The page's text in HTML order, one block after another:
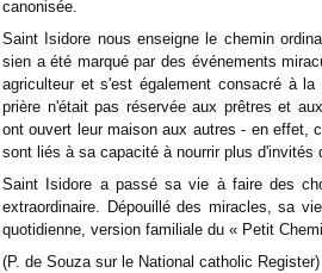
canonisée.
Saint Isidore nous enseigne le chemin
sien a été marqué par des événements
agriculteur et s'est également consacré à
prière n'était pas réservée aux prêtres et
ont ouvert leur maison aux autres - en effet,
sont liés à sa capacité à nourrir plus d'invités
Saint Isidore a passé sa vie à faire des
extraordinaire. Dépouillé des miracles, sa
quotidienne, version familiale du « Petit
(P. de Souza sur le National catholic Register)